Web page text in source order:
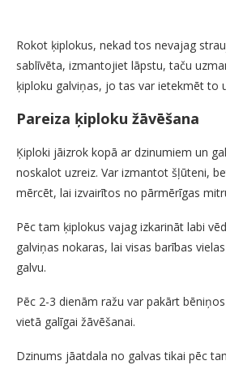
Rokot ķiplokus, nekad tos nevajag
sablīvēta, izmantojiet lāpstu, taču
ķiploku galviņas, jo tas var ietekmēt to
Pareiza ķiploku žāvēšana
Ķiploki jāizrok kopā ar dzinumiem un
noskalot uzreiz. Var izmantot šļūteni,
mērcēt, lai izvairītos no pārmērīgas
Pēc tam ķiplokus vajag izkarināt labi
galviņas nokaras, lai visas barības
galvu.
Pēc 2-3 dienām ražu var pakārt
vietā galīgai žāvēšanai.
Dzinums jāatdala no galvas tikai pēc